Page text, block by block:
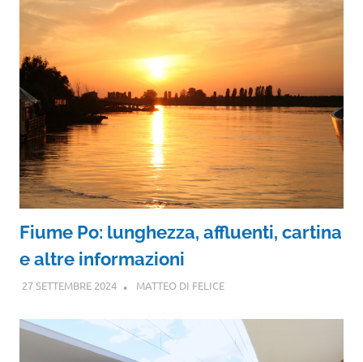
Fiume Po: lunghezza, affluenti, cartina
e altre informazioni
27 SETTEMBRE 2024 MATTEO DI FELICE